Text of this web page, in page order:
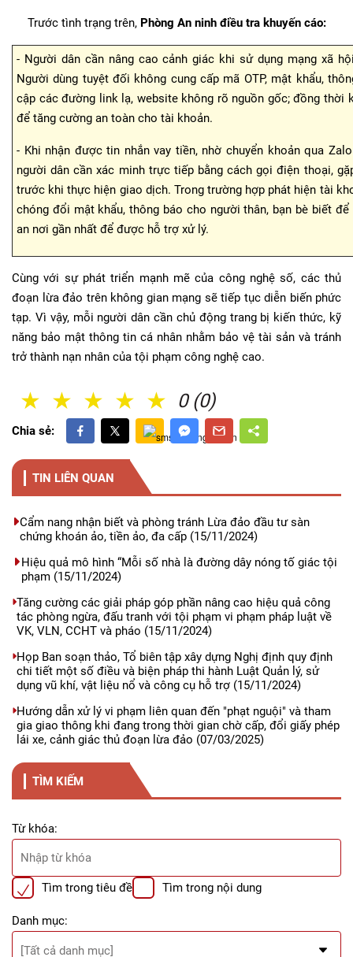
Trước tình trạng trên, Phòng An ninh điều tra khuyến cáo:
- Người dân cần nâng cao cảnh giác khi sử dụng mạng xã
Người dùng tuyệt đối không cung cấp mã OTP, mật khẩu,
cập các đường link lạ, website không rõ nguồn gốc; đồng thời
để tăng cường an toàn cho tài khoản.
- Khi nhận được tin nhắn vay tiền, nhờ chuyển khoản qua
người dân cần xác minh trực tiếp bằng cách gọi điện thoại,
trước khi thực hiện giao dịch. Trong trường hợp phát hiện tài
chóng đổi mật khẩu, thông báo cho người thân, bạn bè biết
an nơi gần nhất để được hỗ trợ xử lý.
Cùng với sự phát triển mạnh mẽ của công nghệ số, các thủ
đoạn lừa đảo trên không gian mạng sẽ tiếp tục diễn biến phức
tạp. Vì vậy, mỗi người dân cần chủ động trang bị kiến thức, kỹ
năng bảo mật thông tin cá nhân nhằm bảo vệ tài sản và tránh
trở thành nạn nhân của tội phạm công nghệ cao.
0 (0)
5 Sao
4 Sao
3 Sao
2 Sao
1 Sao
Chia sẻ:
TIN LIÊN QUAN
Cẩm nang nhận biết và phòng tránh Lừa đảo đầu tư sàn
chứng khoán ảo, tiền ảo, đa cấp(15/11/2024)
Hiệu quả mô hình “Mỗi số nhà là đường dây nóng tố giác tội
phạm (15/11/2024)
Tăng cường các giải pháp góp phần nâng cao hiệu quả công
tác phòng ngừa, đấu tranh với tội phạm vi phạm pháp luật về
VK, VLN, CCHT và pháo (15/11/2024)
Họp Ban soạn thảo, Tổ biên tập xây dựng Nghị định quy định
chi tiết một số điều và biện pháp thi hành Luật Quản lý, sử
dụng vũ khí, vật liệu nổ và công cụ hỗ trợ(15/11/2024)
Hướng dẫn xử lý vi phạm liên quan đến "phạt nguội" và tham
gia giao thông khi đang trong thời gian chờ cấp, đổi giấy phép
lái xe, cảnh giác thủ đoạn lừa đảo (07/03/2025)
TÌM KIẾM
Từ khóa:
Tìm trong tiêu đề Tìm trong nội dung
Danh mục: